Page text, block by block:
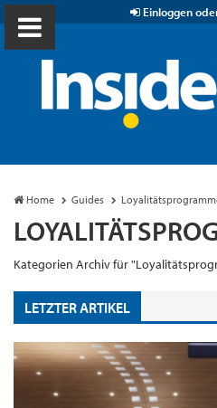
Einloggen
Home Guides
Kategorien Archiv für
LETZTER ARTIKEL